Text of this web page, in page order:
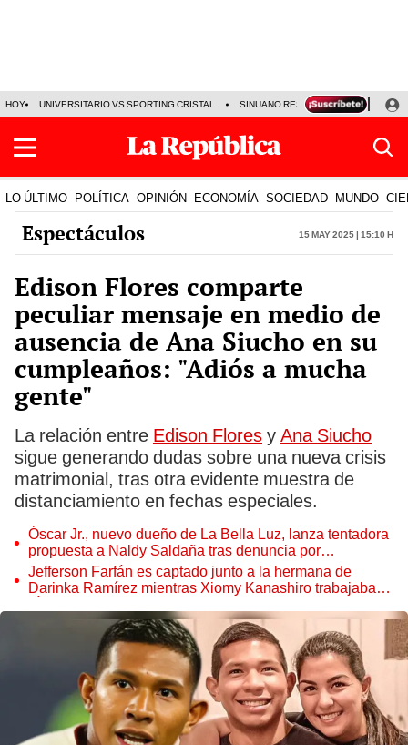
HOY UNIVERSITARIO VS SPORTING CRISTAL SINUANO RESULTADOS HOY
LO ÚLTIMO POLÍTICA OPINIÓN ECONOMÍA SOCIEDAD MUNDO
Espectáculos 15 May 2025 | 15:10 h
Edison Flores comparte
peculiar mensaje en medio de
ausencia de Ana Siucho en su
cumpleaños: "Adiós a mucha
gente"
La relación entre Edison Flores y Ana Siucho
sigue generando dudas sobre una nueva crisis
matrimonial, tras otra evidente muestra de
distanciamiento en fechas especiales.
Óscar Jr., nuevo dueño de La Bella Luz, lanza tentadora
propuesta a Naldy Saldaña tras denuncia por
tocamientos
Jefferson Farfán es captado junto a la hermana de
Darinka Ramírez mientras Xiomy Kanashiro trabajaba: